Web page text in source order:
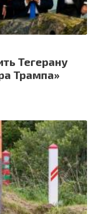
Тегерану
Трампа»